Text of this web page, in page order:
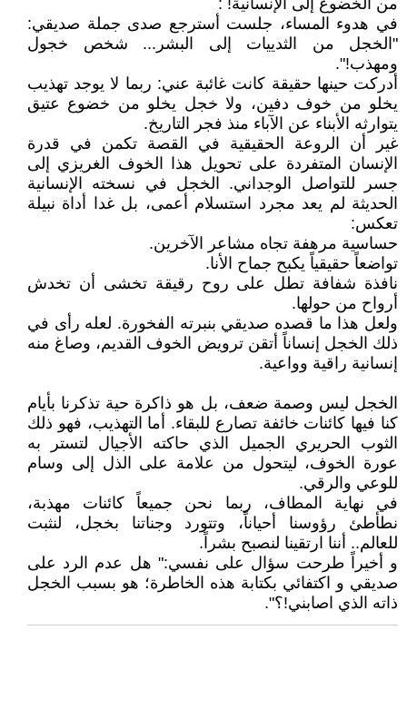
من الخضوع إلى الإنسانية! :
في هدوء المساء، جلست أسترجع صدى جملة صديقي:
"الخجل من الثدييات إلى البشر... شخص خجول
ومهذب!".
أدركت حينها حقيقة كانت غائبة عني: ربما لا يوجد تهذيب
يخلو من خوف دفين، ولا خجل يخلو من خضوع عتيق
يتوارثه الأبناء عن الآباء منذ فجر التاريخ.
غير أن الروعة الحقيقية في القصة تكمن في قدرة
الإنسان المتفردة على تحويل هذا الخوف الغريزي إلى
جسر للتواصل الوجداني. الخجل في نسخته الإنسانية
الحديثة لم يعد مجرد استسلام أعمى، بل غدا أداة نبيلة
تعكس:
حساسية مرهفة تجاه مشاعر الآخرين.
تواضعاً حقيقياً يكبح جماح الأنا.
نافذة شفافة تطل على روح رقيقة تخشى أن تخدش
أرواح من حولها.
ولعل هذا ما قصده صديقي بنبرته الفخورة. لعله رأى في
ذلك الخجل إنساناً أتقن ترويض الخوف القديم، وصاغ منه
إنسانية راقية وواعية.
الخجل ليس وصمة ضعف، بل هو ذاكرة حية تذكرنا بأيام
كنا فيها كائنات خائفة تصارع للبقاء. أما التهذيب، فهو ذلك
الثوب الحريري الجميل الذي حاكته الأجيال لتستر به
عورة الخوف، ليتحول من علامة على الذل إلى وسام
للوعي والرقي.
في نهاية المطاف، ربما نحن جميعاً كائنات مهذبة،
نطأطئ رؤوسنا أحياناً، وتتورد وجناتنا بخجل، لنثبت
للعالم.. أننا ارتقينا لنصبح بشراً.
و أخيراً طرحت سؤال على نفسي:" هل عدم الرد على
صديقي و اكتفائي بكتابة هذه الخاطرة؛ هو بسبب الخجل
ذاته الذي اصابني!؟".